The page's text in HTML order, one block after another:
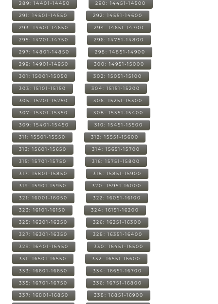
289: 14401-14450 290: 14451-14500
291: 14501-14550 292: 14551-14600
293: 14601-14650 294: 14651-14700
295: 14701-14750 296: 14751-14800
297: 14801-14850 298: 14851-14900
299: 14901-14950 300: 14951-15000
301: 15001-15050 302: 15051-15100
303: 15101-15150 304: 15151-15200
305: 15201-15250 306: 15251-15300
307: 15301-15350 308: 15351-15400
309: 15401-15450 310: 15451-15500
311: 15501-15550 312: 15551-15600
313: 15601-15650 314: 15651-15700
315: 15701-15750 316: 15751-15800
317: 15801-15850 318: 15851-15900
319: 15901-15950 320: 15951-16000
321: 16001-16050 322: 16051-16100
323: 16101-16150 324: 16151-16200
325: 16201-16250 326: 16251-16300
327: 16301-16350 328: 16351-16400
329: 16401-16450 330: 16451-16500
331: 16501-16550 332: 16551-16600
333: 16601-16650 334: 16651-16700
335: 16701-16750 336: 16751-16800
337: 16801-16850 338: 16851-16900